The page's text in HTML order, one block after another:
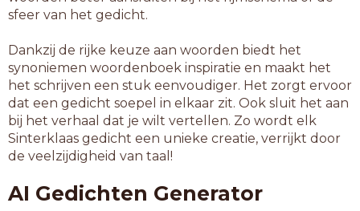
sfeer van het gedicht.
Dankzij de rijke keuze aan woorden biedt het
synoniemen woordenboek inspiratie en maakt het
het schrijven een stuk eenvoudiger. Het zorgt ervoor
dat een gedicht soepel in elkaar zit. Ook sluit het aan
bij het verhaal dat je wilt vertellen. Zo wordt elk
Sinterklaas gedicht een unieke creatie, verrijkt door
de veelzijdigheid van taal!
AI Gedichten Generator